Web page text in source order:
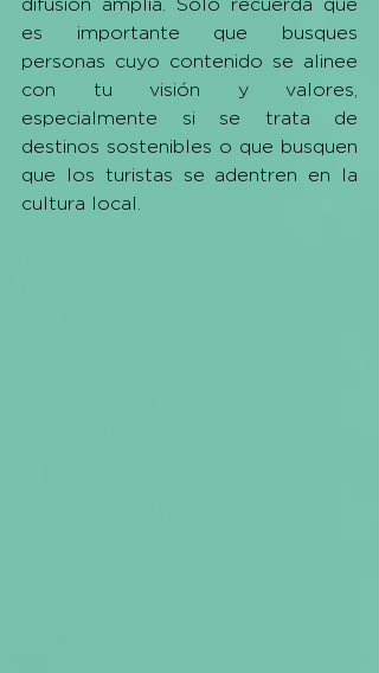
difusión amplia. Solo recuerda que
es importante que busques
personas cuyo contenido se alinee
con tu visión y valores,
especialmente si se trata de
destinos sostenibles o que busquen
que los turistas se adentren en la
cultura local.